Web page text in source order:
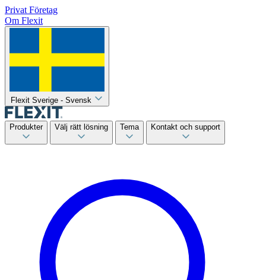
Privat Företag
Om Flexit
Flexit Sverige - Svensk
Produkter Välj rätt lösning Tema Kontakt och support